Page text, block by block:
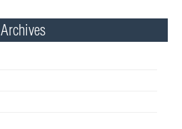
Archives